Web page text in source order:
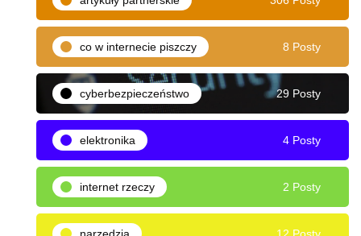
co w internecie piszczy 8 Posty
cyberbezpieczeństwo 29 Posty
elektronika 4 Posty
internet rzeczy 2 Posty